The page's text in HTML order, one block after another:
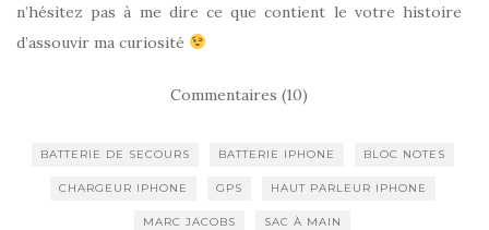
n’hésitez pas à me dire ce que contient le votre histoire
d’assouvir ma curiosité
Commentaires (10)
BATTERIE DE SECOURS BATTERIE IPHONE BLOC NOTES
CHARGEUR IPHONE GPS HAUT PARLEUR IPHONE
MARC JACOBS SAC À MAIN